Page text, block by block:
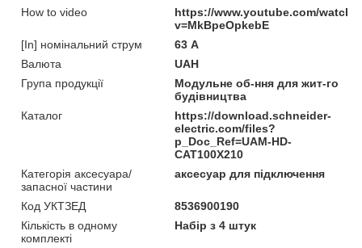
How to video
https://www.youtube.com/watch?
v=MkBpeOpkebE
[In] номінальний струм
63 А
Валюта
UAH
Група продукції
Модульне об-ння для жит-го
будівництва
Каталог
https://download.schneider-
electric.com/files?
p_Doc_Ref=UAM-HD-
CAT100X210
Категорія аксесуара/
запасної частини
аксесуар для підключення
Код УКТЗЕД
8536900190
Кількість в одному
комплекті
Набір з 4 штук